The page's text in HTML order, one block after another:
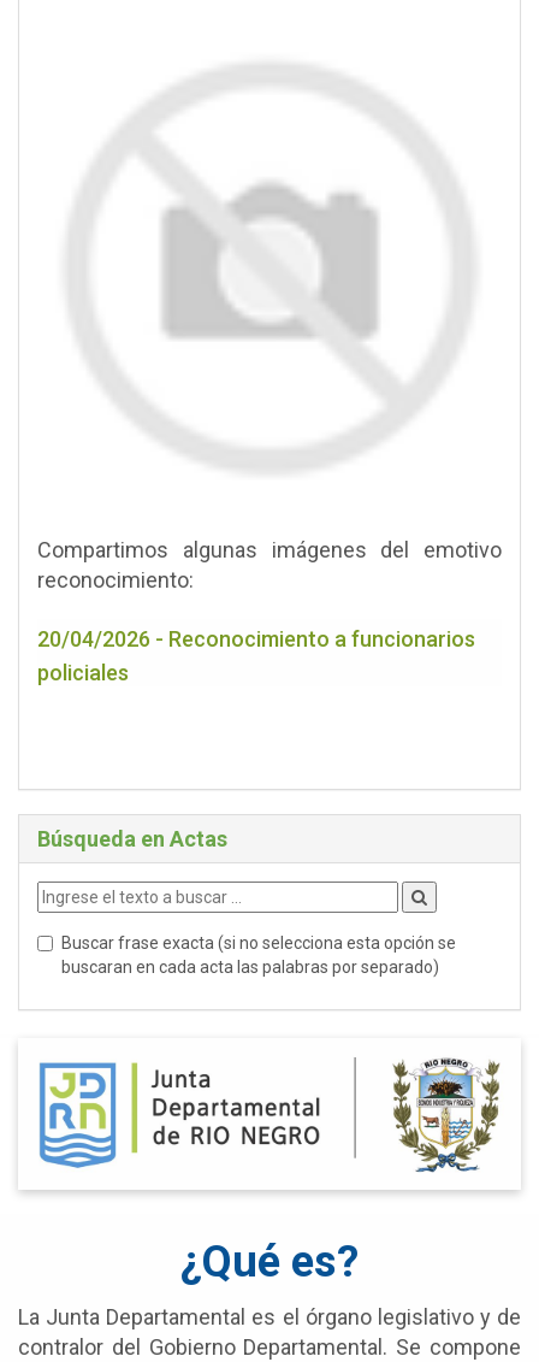
Compartimos algunas imágenes del emotivo
reconocimiento:
20/04/2026 - Reconocimiento a funcionarios
policiales
Búsqueda en Actas
Buscar frase exacta (si no selecciona esta opción se
buscaran en cada acta las palabras por separado)
¿Qué es?
La Junta Departamental es el órgano legislativo y de
contralor del Gobierno Departamental. Se compone